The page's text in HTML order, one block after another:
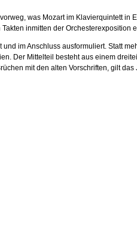
was Mozart im Klavierquintett
inmitten der Orchesterexposition
im Anschluss ausformuliert. Statt
Der Mittelteil besteht aus einem
mit den alten Vorschriften, gilt